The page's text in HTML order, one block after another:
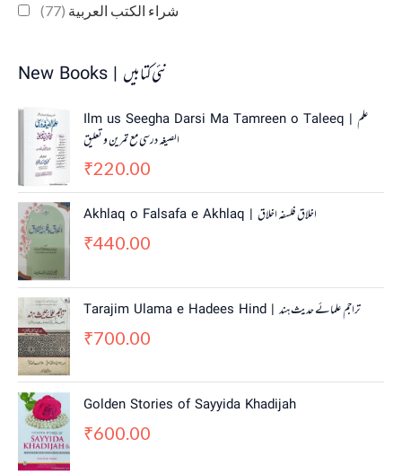
شراء الكتب العربية (77)
New Books | نئی کتابیں
Ilm us Seegha Darsi Ma Tamreen o Taleeq | علم
الصیغہ درسی مع تمرین و تعلیق
₹220.00
Akhlaq o Falsafa e Akhlaq | اخلاق فلسفہ اخلاق
₹440.00
Tarajim Ulama e Hadees Hind | تراجم علمائے حديث ہند
₹700.00
Golden Stories of Sayyida Khadijah
₹600.00